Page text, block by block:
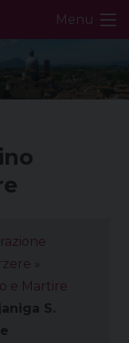
Menu
e Martire
S.